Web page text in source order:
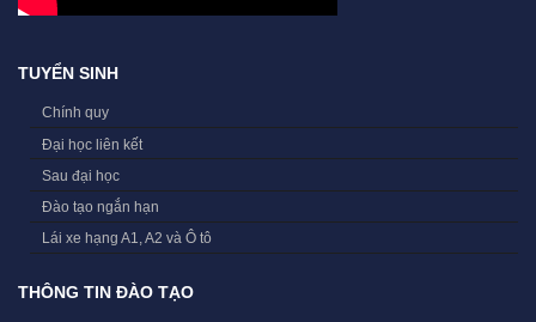
TUYỂN SINH
Chính quy
Đại học liên kết
Sau đại học
Đào tạo ngắn hạn
Lái xe hạng A1, A2 và Ô tô
THÔNG TIN ĐÀO TẠO